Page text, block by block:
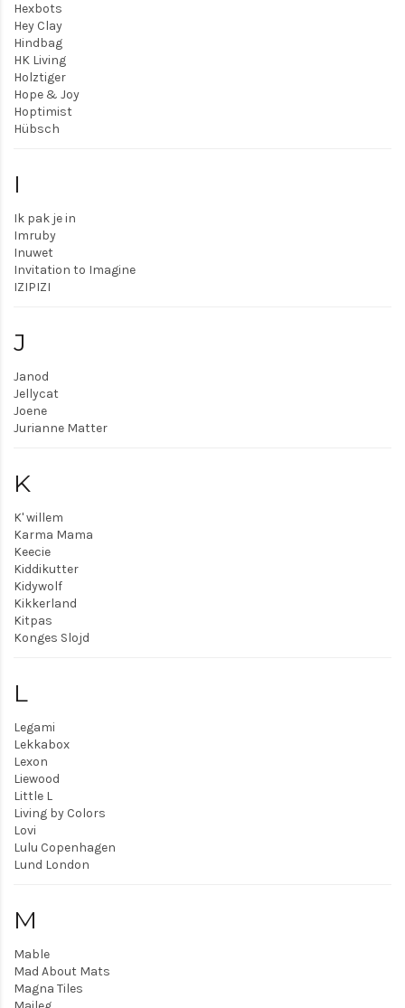
Hexbots
Hey Clay
Hindbag
HK Living
Holztiger
Hope & Joy
Hoptimist
Hübsch
I
Ik pak je in
Imruby
Inuwet
Invitation to Imagine
IZIPIZI
J
Janod
Jellycat
Joene
Jurianne Matter
K
K' willem
Karma Mama
Keecie
Kiddikutter
Kidywolf
Kikkerland
Kitpas
Konges Slojd
L
Legami
Lekkabox
Lexon
Liewood
Little L
Living by Colors
Lovi
Lulu Copenhagen
Lund London
M
Mable
Mad About Mats
Magna Tiles